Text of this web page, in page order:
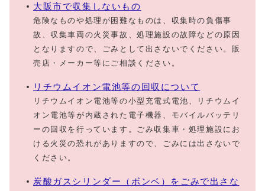
大阪市で収集しないもの
危険なものや処理が困難なものは、収集時の負傷事
故、収集車両の火災事故、処理施設の故障などの原因
となりますので、ごみとして出さないでください。販
売店・メーカー等にご相談ください。
リチウムイオン電池等の回収について
リチウムイオン電池等の小型充電式電池、リチウムイ
オン電池等が内蔵された電子機器、モバイルバッテリ
ーの回収を行っています。ごみ収集車・処理施設にお
ける火災の恐れがありますので、ごみには出さないで
ください。
炭酸ガスシリンダー（ボンベ）をごみで出さな